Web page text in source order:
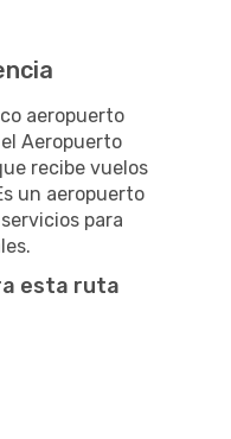
aeropuerto
Aeropuerto
recibe vuelos
un aeropuerto
para
esta ruta